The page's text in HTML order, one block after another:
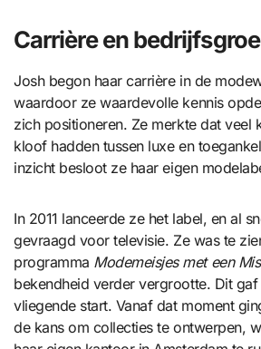
Carrière en
Josh begon haar carrière in de
waardoor ze waardevolle kennis
zich positioneren. Ze merkte dat veel
kloof hadden tussen luxe en
inzicht besloot ze haar eigen
In 2011 lanceerde ze het label, en al
gevraagd voor televisie. Ze was te
programma Modemeisjes met een
bekendheid verder vergrootte. Dit gaf
vliegende start. Vanaf dat moment
de kans om collecties te ontwerpen,